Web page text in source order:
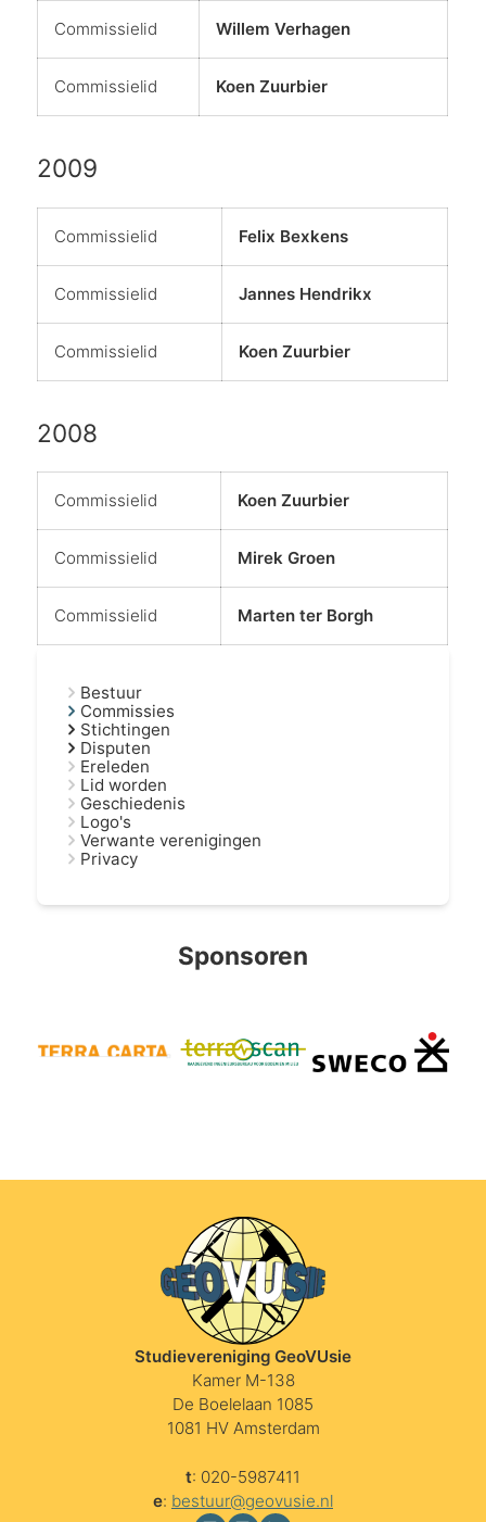
Commissielid Willem Verhagen
Commissielid Koen Zuurbier
2009
Commissielid Felix Bexkens
Commissielid Jannes Hendrikx
Commissielid Koen Zuurbier
2008
Commissielid Koen Zuurbier
Commissielid Mirek Groen
Commissielid Marten ter Borgh
Bestuur
Commissies
Stichtingen
Disputen
Ereleden
Lid worden
Geschiedenis
Logo's
Verwante verenigingen
Privacy
Sponsoren
Studievereniging GeoVUsie
Kamer M-138
De Boelelaan 1085
1081 HV Amsterdam
t: 020-5987411
e: bestuur@geovusie.nl